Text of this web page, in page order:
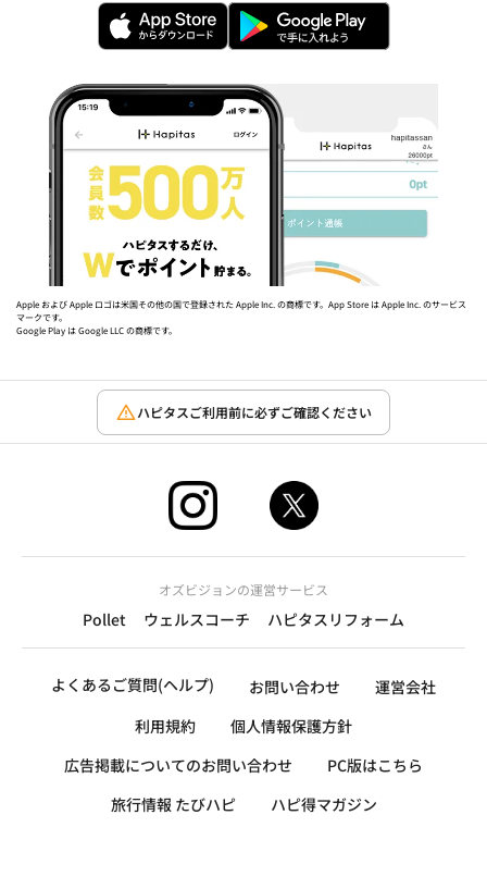
Apple および Apple ロゴは米国その他の国で登録された Apple Inc. の商標です。App Store は Apple Inc. のサービス
マークです。
Google Play は Google LLC の商標です。
ハピタスご利用前に必ずご確認ください
オズビジョンの運営サービス
Pollet ウェルスコーチ ハピタスリフォーム
よくあるご質問(ヘルプ) お問い合わせ
運営会社
利用規約
個人情報保護方針
広告掲載についてのお問い合わせ
PC版はこちら
旅行情報 たびハピ
ハピ得マガジン